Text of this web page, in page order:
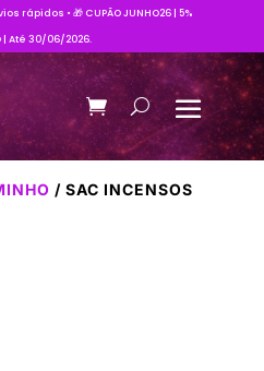
rápidos • 🎁 CUPÃO JUNHO26 | 5%
| Até 30/06/2026.
/ SAC INCENSOS